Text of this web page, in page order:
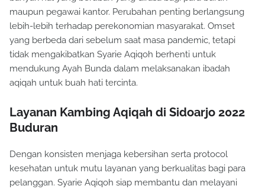
maupun pegawai kantor. Perubahan penting berlangsung
lebih-lebih terhadap perekonomian masyarakat. Omset
yang berbeda dari sebelum saat masa pandemic, tetapi
tidak mengakibatkan Syarie Aqiqoh berhenti untuk
mendukung Ayah Bunda dalam melaksanakan ibadah
aqiqah untuk buah hati tercinta.
Layanan Kambing Aqiqah di Sidoarjo 2022
Buduran
Dengan konsisten menjaga kebersihan serta protocol
kesehatan untuk mutu layanan yang berkualitas bagi para
pelanggan. Syarie Aqiqoh siap membantu dan melayani